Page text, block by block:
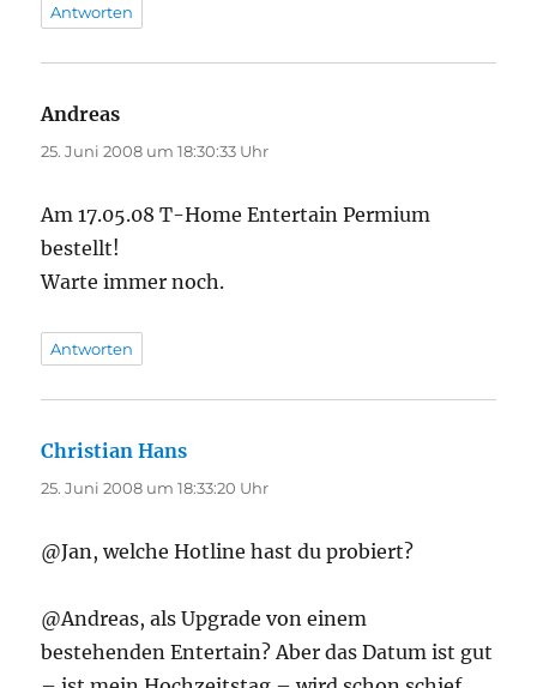
Antworten
Andreas
25. Juni 2008 um 18:30:33 Uhr
Am 17.05.08 T-Home Entertain Permium
bestellt!
Warte immer noch.
Antworten
Christian Hans
25. Juni 2008 um 18:33:20 Uhr
@Jan, welche Hotline hast du probiert?
@Andreas, als Upgrade von einem
bestehenden Entertain? Aber das Datum ist gut